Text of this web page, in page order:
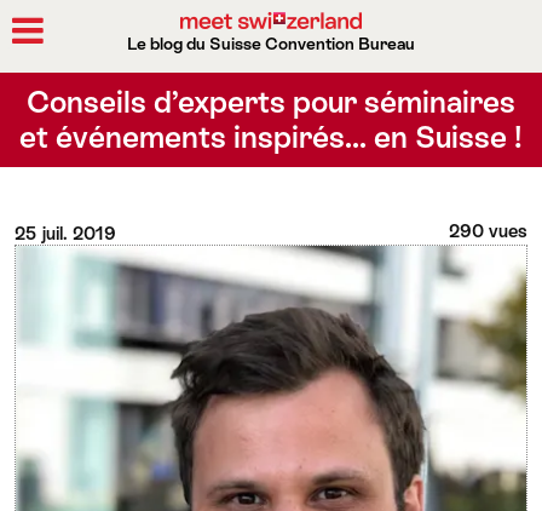
Le blog du Suisse Convention Bureau
Conseils d’experts pour séminaires
et événements inspirés… en Suisse !
25 juil. 2019 290 vues